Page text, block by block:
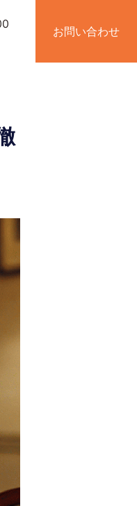
お問い合わせ
お問い合わせ